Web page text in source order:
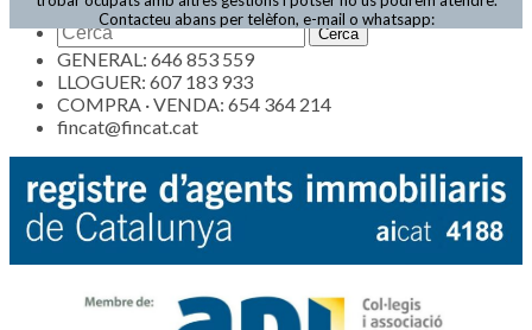
ActualitatContacteu abans per telèfon, e-mail o whatsapp:
GENERAL: 646 853 559
LLOGUER: 607 183 933
COMPRA · VENDA: 654 364 214
fincat@fincat.cat